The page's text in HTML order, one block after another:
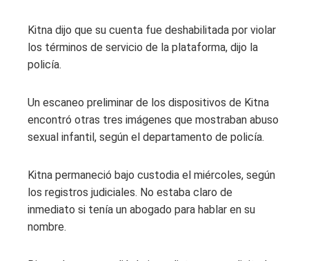
Kitna dijo que su cuenta fue deshabilitada por violar
los términos de servicio de la plataforma, dijo la
policía.
Un escaneo preliminar de los dispositivos de Kitna
encontró otras tres imágenes que mostraban abuso
sexual infantil, según el departamento de policía.
Kitna permaneció bajo custodia el miércoles, según
los registros judiciales. No estaba claro de
inmediato si tenía un abogado para hablar en su
nombre.